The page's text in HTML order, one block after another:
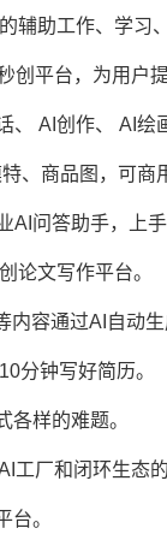
辅助工作、学习
平台，为用户
、 AI创作、 AI绘
、商品图，可商
AI问答助手，上手
论文写作平台。
容通过AI自动生
分钟写好简历。
样的难题。
厂和闭环生态
台。